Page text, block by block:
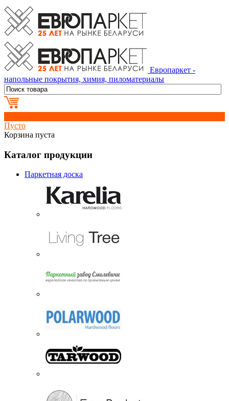
Европаркет -
напольные покрытия, химия, пиломатериалы
Пусто
Корзина пуста
Каталог продукции
Паркетная доска